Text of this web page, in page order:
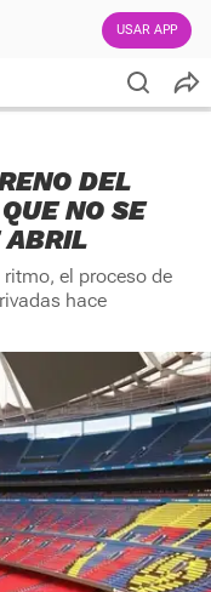
USAR APP
DEL
NO SE
ABRIL
el proceso de
hace